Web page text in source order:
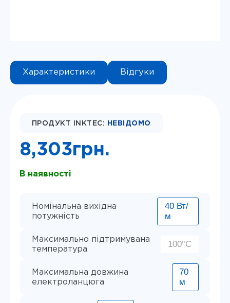
InstagramTelegram Viber
Характеристики Відгуки
ПРОДУКТ INKTEC: НЕВІДОМО
8,303грн.
В наявності
Номінальна вихідна
потужність
40 Вт/
м
Максимально підтримувана
температура
100°С
Максимальна довжина
електроланцюга
70
м